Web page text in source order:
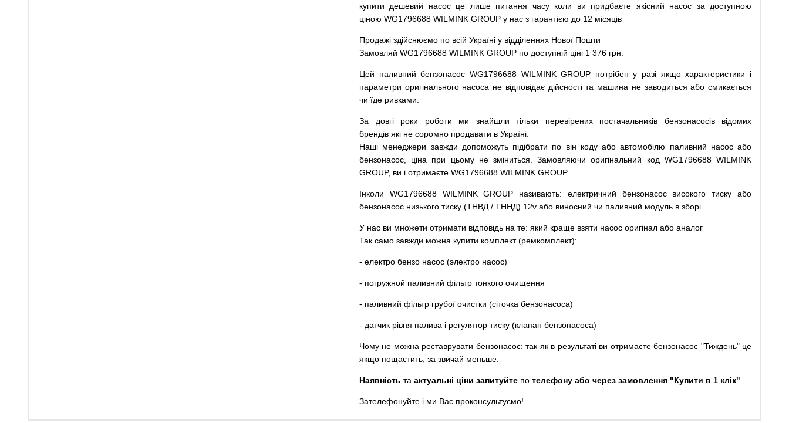
купити
дешевий насос це лише питання часу коли ви придбаєте якісний насос за доступною
ціною WG1796688 WILMINK GROUP у нас з гарантією до 12 місяців
Продажі здійснюємо по всій Україні у відділеннях Нової Пошти
Замовляй WG1796688 WILMINK GROUP по доступній ціні 1 376 грн.
Цей паливний бензонасос WG1796688 WILMINK GROUP потрібен у разі якщо характеристики
і
параметри оригінального насоса не відповідає дійсності та машина не заводиться або смикається
чи їде ривками
За довгі роки роботи ми знайшли тільки перевірених постачальників
бензонасосів відомих
брендів які не соромно продавати в Україні.
Наші менеджери завжди допоможуть підібрати по він коду або автомобілю паливний насос або
бензонасос
ціна при цьому не зміниться Замовляючи оригінальний код WG1796688 WILMINK
GROUP, ви і отримаєте WG1796688 WILMINK GROUP.
Інколи WG1796688 WILMINK GROUP називають: електричний бензонасос високого тиску
або
бензонасос низького тиску (ТНВД / ТННД) 12v або виносний чи паливний модуль в зборі
У нас ви множети отримати відповідь на те: який краще взяти насос оригінал або аналог
Так само завжди можна купити комплект (ремкомплект):
- електро бензо насос (электро насос)
- погружной паливний фільтр тонкого очищення
- паливний фільтр грубої очистки (сіточка бензонасоса)
- датчик рівня палива і регулятор тиску (клапан бензонасоса)
Чому не можна реставрувати бензонасос: так як в результаті ви отримаєте бензонасос "Тиждень" це
якщо пощастить, за звичай меньше.
Наявність та актуальні ціни запитуйте по телефону або через замовлення "Купити в 1 клік"
Зателефонуйте і ми Вас проконсультуємо!